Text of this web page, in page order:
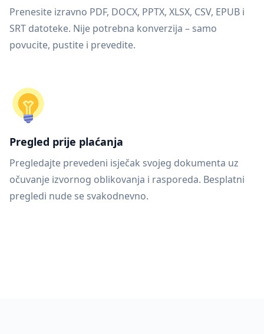
Prenesite izravno PDF, DOCX, PPTX, XLSX, CSV, EPUB i
SRT datoteke. Nije potrebna konverzija – samo
povucite, pustite i prevedite.
Pregled prije plaćanja
Pregledajte prevedeni isječak svojeg dokumenta uz
očuvanje izvornog oblikovanja i rasporeda. Besplatni
pregledi nude se svakodnevno.